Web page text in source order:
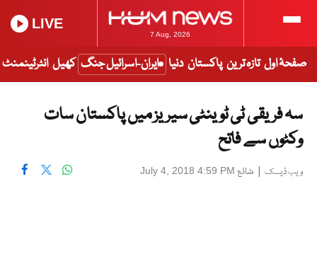
7 Aug, 2026
LIVE
صفحۂ اول تازہ ترین پاکستان دنیا ایران-اسرائیل جنگ کھیل انٹرٹینمنٹ
سہ فریقی ٹی ٹوینٹی سیریز میں پاکستان سات
وکٹوں سے فاتح
ویب ڈیسک | شائع July 4, 2018 4:59 PM